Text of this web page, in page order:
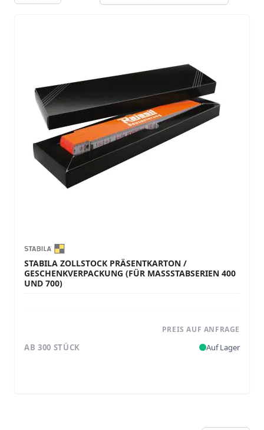
STABILA ZOLLSTOCK PRÄSENTKARTON /
GESCHENKVERPACKUNG (FÜR MASSSTABSERIEN 400 U
ND 700)
PREIS AUF ANFRAGE
AB 300 STÜCK Auf Lager